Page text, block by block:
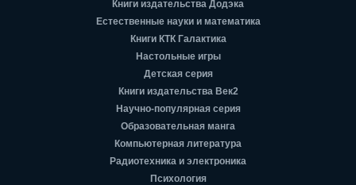
Книги издательства Додэка
Естественные науки и математика
Книги КТК Галактика
Настольные игры
Детская серия
Книги издательства Век2
Научно-популярная серия
Образовательная манга
Компьютерная литература
Радиотехника и электроника
Психология